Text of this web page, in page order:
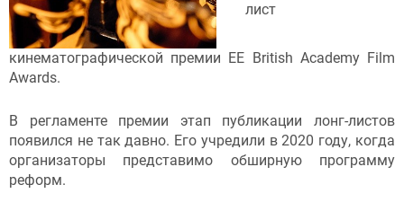
лист
кинематографической премии EE British Academy Film
Awards.
В регламенте премии этап публикации лонг-листов
появился не так давно. Его учредили в 2020 году, когда
организаторы представимо обширную программу
реформ.